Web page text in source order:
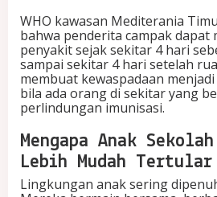
WHO kawasan Mediterania
bahwa penderita campak dapat
penyakit sejak sekitar 4 hari
sampai sekitar 4 hari setelah
membuat kewaspadaan
bila ada orang di sekitar yang
perlindungan imunisasi.
Mengapa Anak
Lebih Mudah Tertular
Lingkungan anak sering